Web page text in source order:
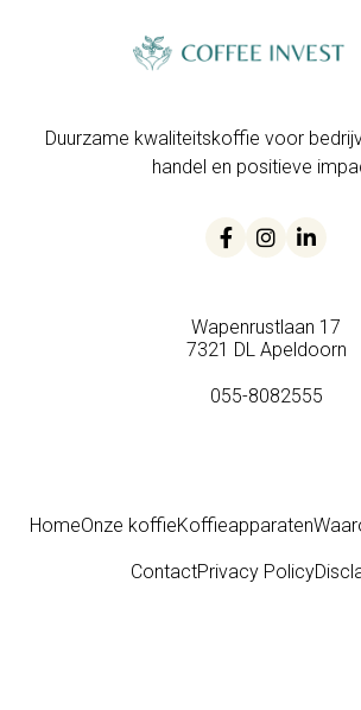
Duurzame kwaliteitskoffie voor
handel en positieve
  
Wapenrustlaan 17
7321 DL Apeldoorn
055-8082555
HomeOnze koffieKoffieapparaten
ContactPrivacy Policy